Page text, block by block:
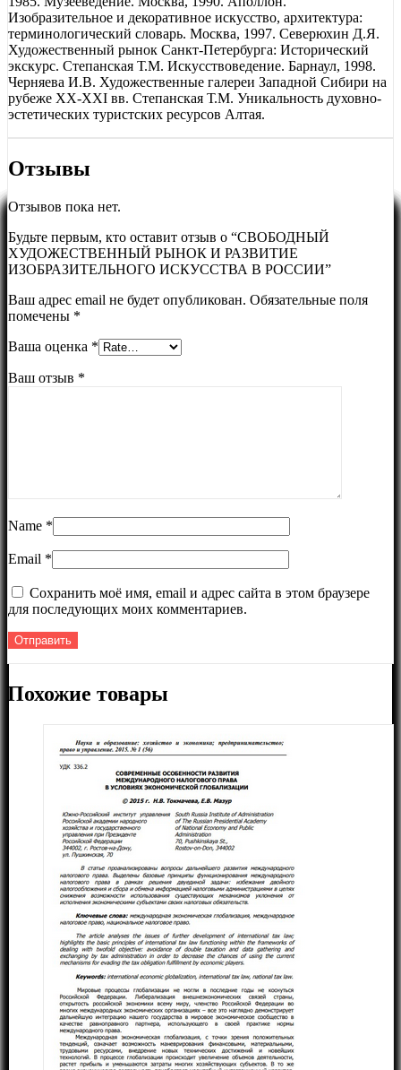
Изобразительное и декоративное искусство, архитектура:
терминологический словарь. Москва, 1997. Северюхин Д.Я.
Художественный рынок Санкт-Петербурга: Исторический
экскурс. Степанская Т.М. Искусствоведение. Барнаул, 1998.
Черняева И.В. Художественные галереи Западной Сибири на
рубеже XX-XXI вв. Степанская Т.М. Уникальность духовно-
эстетических туристских ресурсов Алтая.
Отзывы
Отзывов пока нет.
Будьте первым, кто оставит отзыв о “СВОБОДНЫЙ
ХУДОЖЕСТВЕННЫЙ РЫНОК И РАЗВИТИЕ
ИЗОБРАЗИТЕЛЬНОГО ИСКУССТВА В РОССИИ”
Ваш адрес email не будет опубликован. Обязательные поля
помечены *
Ваша оценка *
Ваш отзыв *
Name *
Email *
Сохранить моё имя, email и адрес сайта в этом браузере
для последующих моих комментариев.
Похожие товары